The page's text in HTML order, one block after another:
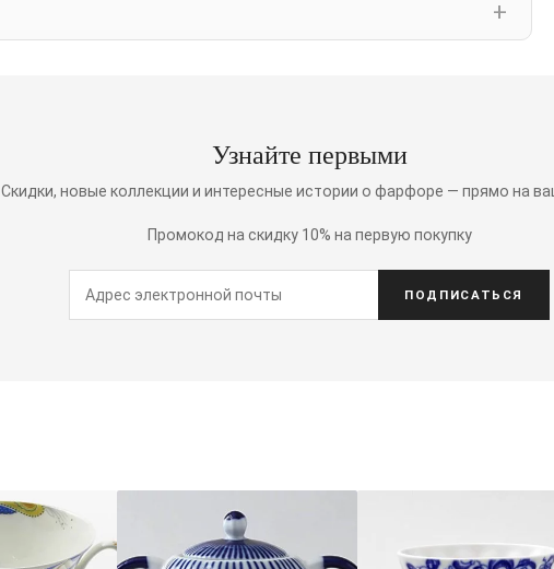
Узнайте первыми
Скидки, новые коллекции и интересные истории о фарфоре — прямо на
Промокод на скидку 10% на первую покупку
ПОДПИСАТЬСЯ